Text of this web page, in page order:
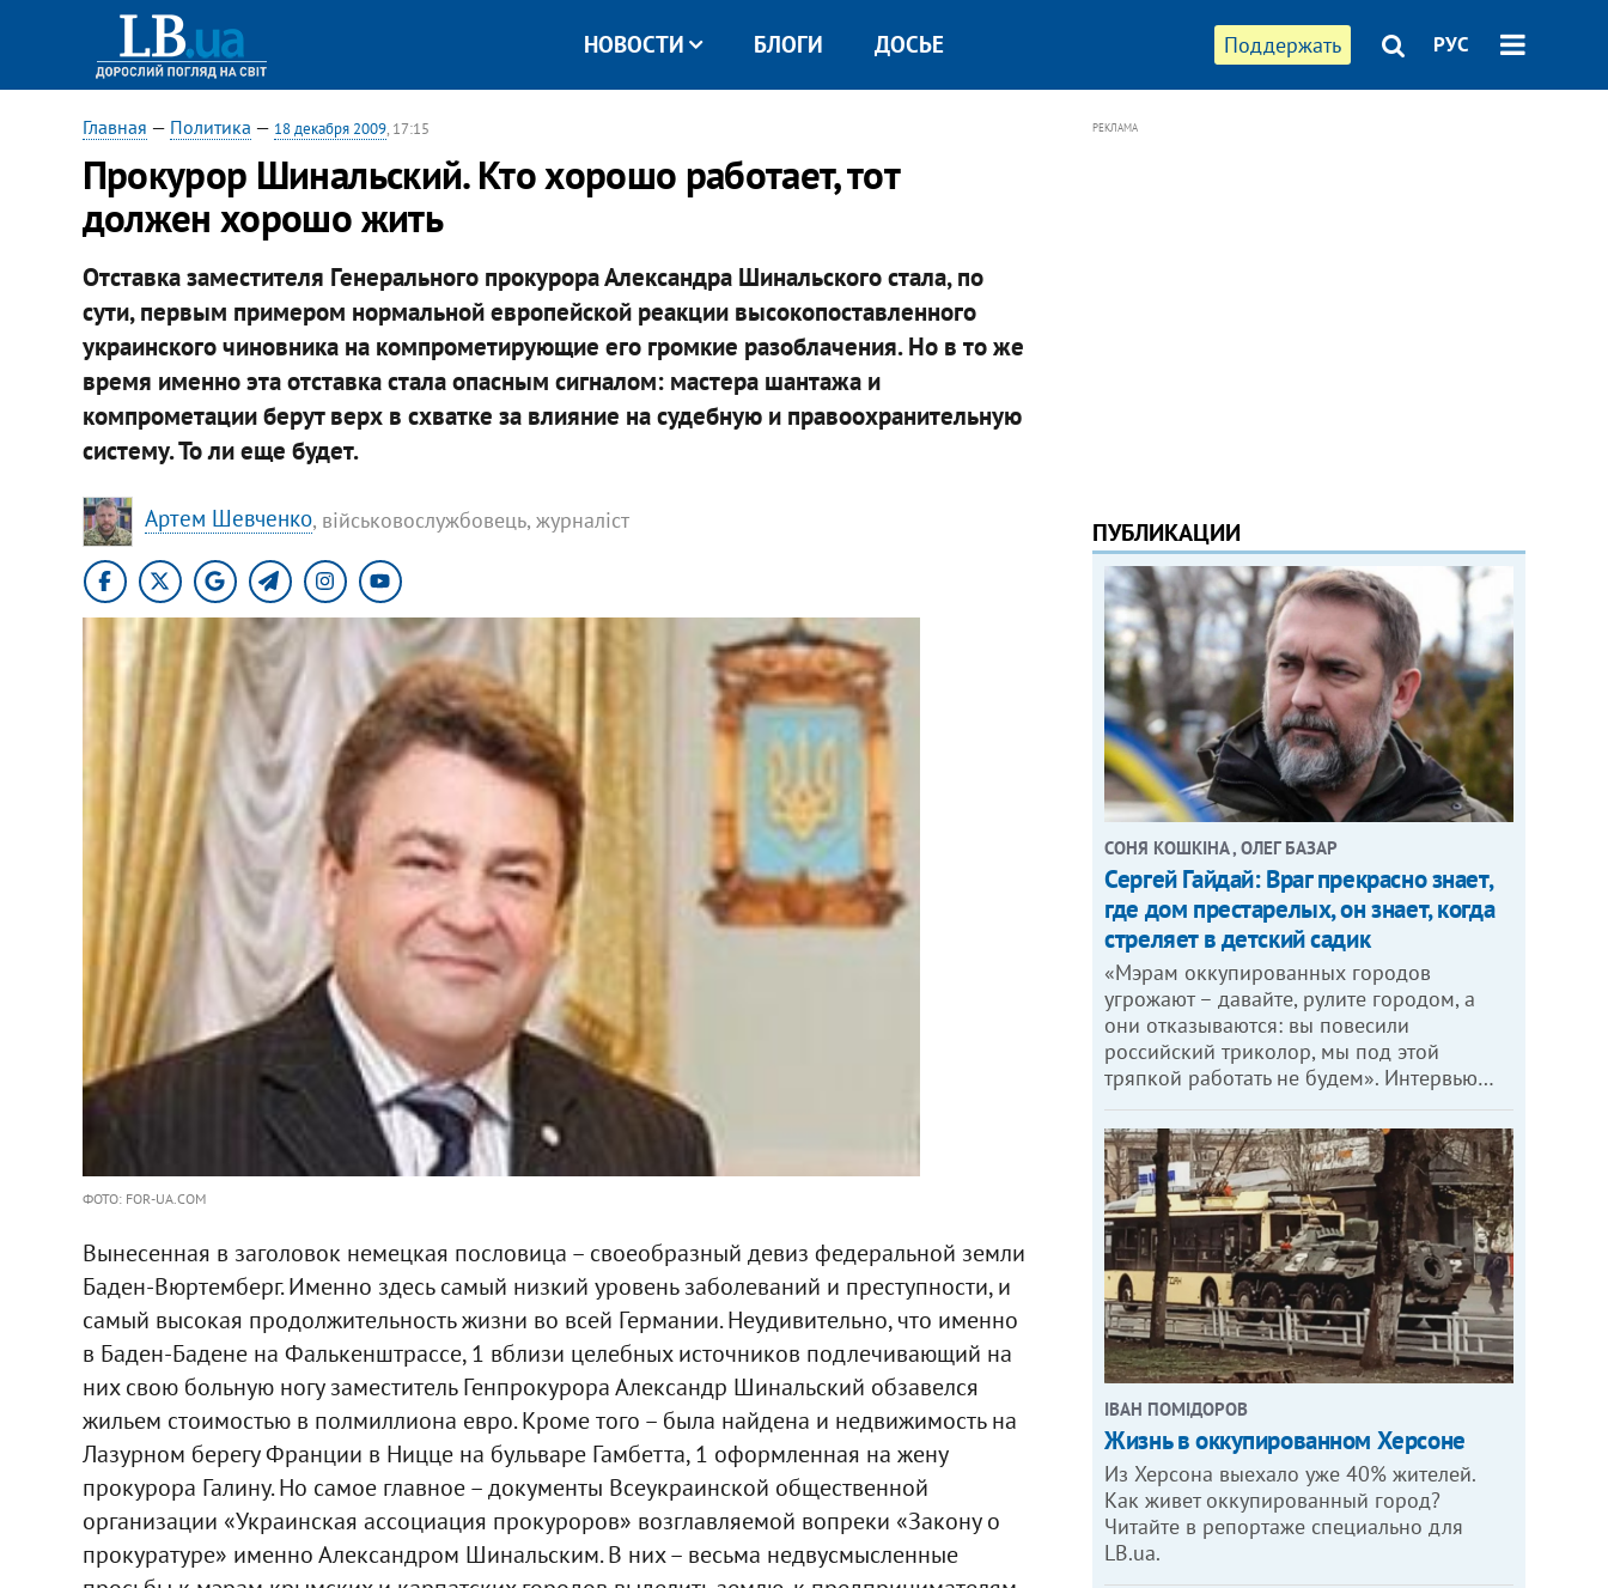
Поддержать РУС
НОВОСТИ БЛОГИ ДОСЬЕ
Главная — Политика — 18 декабря 2009, 17:15
Прокурор Шинальский. Кто хорошо работает, тот
должен хорошо жить
Отставка заместителя Генерального прокурора Александра Шинальского стала, по
сути, первым примером нормальной европейской реакции высокопоставленного
украинского чиновника на компрометирующие его громкие разоблачения. Но в то же
время именно эта отставка стала опасным сигналом: мастера шантажа и
компрометации берут верх в схватке за влияние на судебную и правоохранительную
систему. То ли еще будет.
Артем Шевченко, військовослужбовець, журналіст
ФОТО: FOR-UA.COM
Вынесенная в заголовок немецкая пословица – своеобразный девиз федеральной земли
Баден-Вюртемберг. Именно здесь самый низкий уровень заболеваний и преступности, и
самый высокая продолжительность жизни во всей Германии. Неудивительно, что именно
в Баден-Бадене на Фалькенштрассе, 1 вблизи целебных источников подлечивающий на
них свою больную ногу заместитель Генпрокурора Александр Шинальский обзавелся
жильем стоимостью в полмиллиона евро. Кроме того – была найдена и недвижимость на
Лазурном берегу Франции в Ницце на бульваре Гамбетта, 1 оформленная на жену
прокурора Галину. Но самое главное – документы Всеукраинской общественной
организации «Украинская ассоциация прокуроров» возглавляемой вопреки «Закону о
прокуратуре» именно Александром Шинальским. В них – весьма недвусмысленные
РЕКЛАМА
ПУБЛИКАЦИИ
СОНЯ КОШКІНА , ОЛЕГ БАЗАР
Сергей Гайдай: Враг прекрасно знает,
где дом престарелых, он знает, когда
стреляет в детский садик
«Мэрам оккупированных городов
угрожают – давайте, рулите городом, а
они отказываются: вы повесили
российский триколор, мы под этой
тряпкой работать не будем». Интервью…
ІВАН ПОМІДОРОВ
Жизнь в оккупированном Херсоне
Из Херсона выехало уже 40% жителей.
Как живет оккупированный город?
Читайте в репортаже специально для
LB.ua.